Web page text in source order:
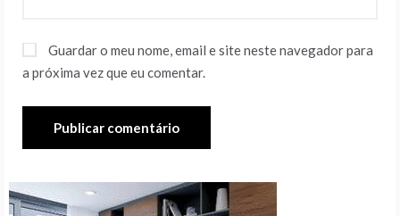
Guardar o meu nome, email e site neste navegador para
a próxima vez que eu comentar.